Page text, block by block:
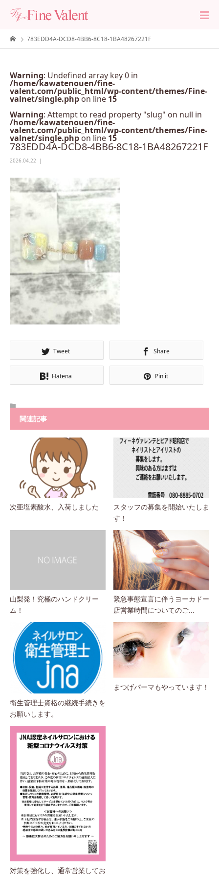
783EDD4A-DCD8-4BB6-8C18-1BA48267221F
Warning: Undefined array key 0 in
/home/kawatenouen/fine-
valent.com/public_html/wp-content/themes/Fine-
valnet/single.phpon line 15
Warning: Attempt to read property "slug" on null in
/home/kawatenouen/fine-
valent.com/public_html/wp-content/themes/Fine-
valnet/single.phpon line 15
783EDD4A-DCD8-4BB6-8C18-1BA48267221F
2026.04.22
Tweet Share
Hatena Pin it
関連記事
次亜塩素酸水、入荷しました
スタッフの募集を開始いたしま
す！
山梨発！究極のハンドクリー
ム！
緊急事態宣言に伴うヨーカドー
店営業時間についてのご...
衛生管理士資格の継続手続きを
お願いします。
まつげパーマもやっています！
対策を強化し、通常営業してお